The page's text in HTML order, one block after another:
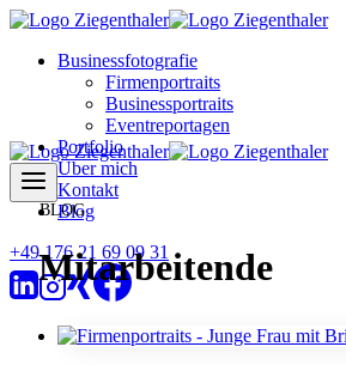
Zum
springenBusinessfotografie
Firmenportraits
Businessportraits
Eventreportagen
Portfolio
Über mich
Kontakt
Blog
+49 176 21 69 09 31
Mitarbeitende